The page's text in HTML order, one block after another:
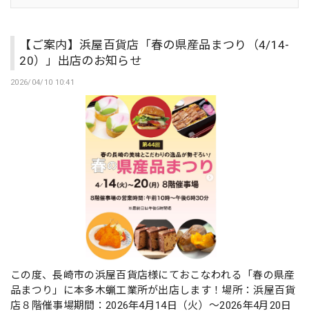
【ご案内】浜屋百貨店「春の県産品まつり（4/14-
20）」出店のお知らせ
2026/04/10 10:41
この度、長崎市の浜屋百貨店様にておこなわれる「春の県産
品まつり」に本多木蝋工業所が出店します！場所：浜屋百貨
店８階催事場期間：2026年4月14日（火）～2026年4月20日